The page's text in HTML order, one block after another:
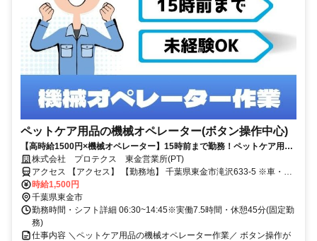
ペットケア用品の機械オペレーター(ボタン操作中心)
【高時給1500円×機械オペレーター】15時前まで勤務！ペットケア用品
製造＠東金市滝沢★未経験OK♪20～50代男性活躍中☆即日入社可能！か
んたんWEB面接OK！（PT）
株式会社 プロテクス 東金営業所(PT)
アクセス 【アクセス】 【勤務地】 千葉県東金市滝沢633-5 ※車・バ
イク・自転車通勤OK 【株式会社プロテクス 東金営業所】 千葉県東金
市滝沢633-5
時給1,500円
千葉県東金市
勤務時間・シフト詳細 06:30~14:45※実働7.5時間・休憩45分(固定勤
務)
仕事内容 ＼ペットケア用品の機械オペレーター作業／ ボタン操作が